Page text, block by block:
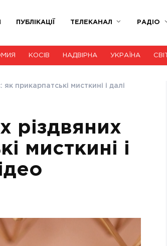
ПУБЛІКАЦІЇ ТЕЛЕКАНАЛ РАДІО
КОСІВ НАДВІРНА УКРАЇНА СВІТ
прикарпатські мисткині і далі
різдвяних
мисткині і